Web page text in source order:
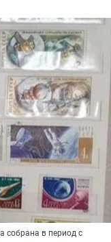
собрана в период с